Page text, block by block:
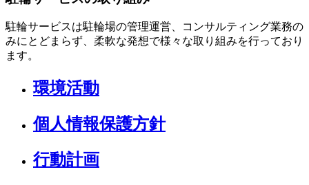
駐輪サービスは駐輪場の管理運営、コンサルティング業務の
みにとどまらず、柔軟な発想で様々な取り組みを行っており
ます。
環境活動
個人情報保護方針
行動計画